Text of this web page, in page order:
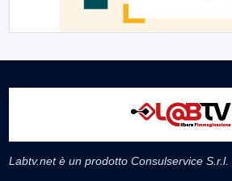
Labtv.net è un prodotto Consulservice S.r.l.